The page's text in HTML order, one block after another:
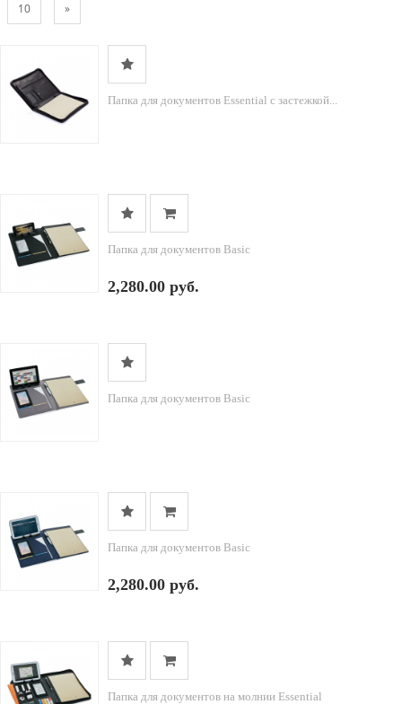
10 »
Папка для документов Essential с застежкой...
Папка для документов Basic
2,280.00 руб.
Папка для документов Basic
Папка для документов Basic
2,280.00 руб.
Папка для документов на молнии Essential